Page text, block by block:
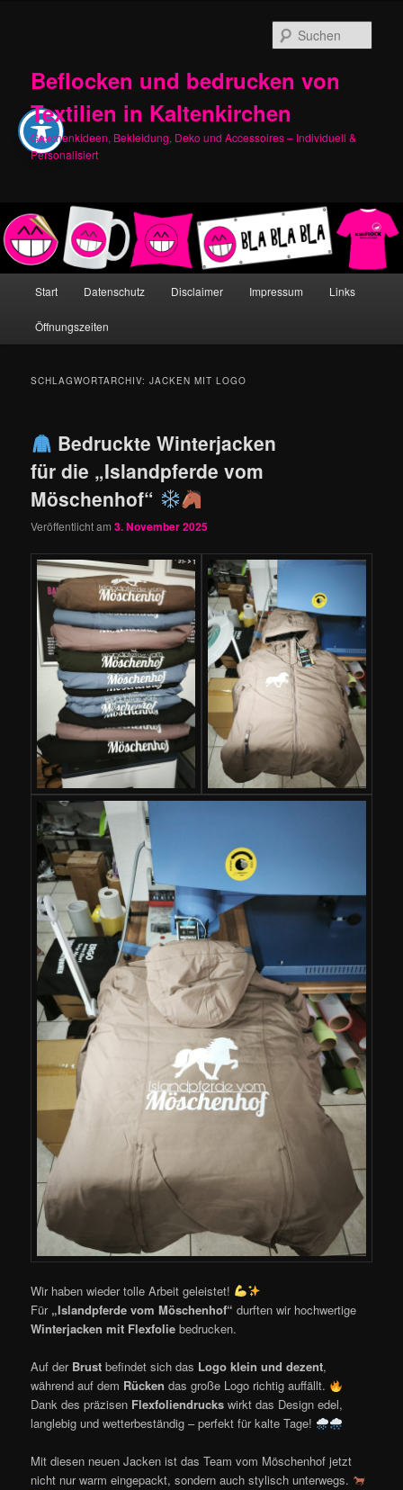
Beflocken und bedrucken von
Textilien in Kaltenkirchen
Geschenkideen, Bekleidung, Deko und Accessoires – Individuell &
Personalisiert
Start Datenschutz Disclaimer Impressum Links
Öffnungszeiten
SCHLAGWORTARCHIV:JACKEN MIT LOGO
Bedruckte Winterjacken
für die „Islandpferde vom
Möschenhof“
Veröffentlicht am3. November 2025
Wir haben wieder tolle Arbeit geleistet!
Für „Islandpferde vom Möschenhof“ durften wir hochwertige
Winterjacken mit Flexfolie bedrucken.
Auf der Brust befindet sich das Logo klein und dezent,
während auf dem Rücken das große Logo richtig auffällt.
Dank des präzisen Flexfoliendrucks wirkt das Design edel,
langlebig und wetterbeständig – perfekt für kalte Tage!
Mit diesen neuen Jacken ist das Team vom Möschenhof jetzt
nicht nur warm eingepackt, sondern auch stylisch unterwegs.